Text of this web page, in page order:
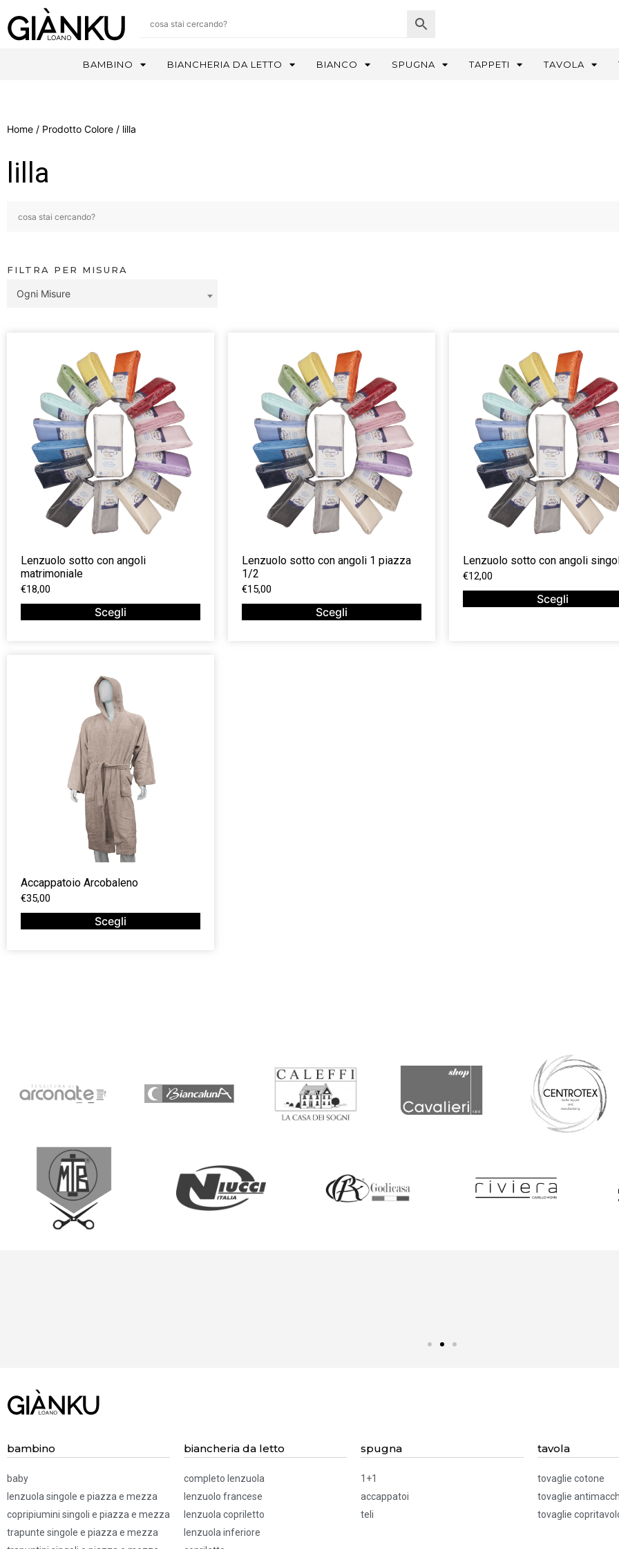
BAMBINO BIANCHERIA DA LETTO BIANCO SPUGNA TAPPETI TAVOLA
Home / Prodotto Colore / lilla
lilla
FILTRA PER MISURA
Ogni Misure
Lenzuolo sotto con angoli
matrimoniale
€18,00
Scegli
Lenzuolo sotto con angoli 1 piazza
1/2
€15,00
Scegli
Lenzuolo sotto con angoli
€12,00
Scegli
Accappatoio Arcobaleno
€35,00
Scegli
Chiamaci! 019.52
bambino
baby
lenzuola singole e piazza e mezza
copripiumini singoli e piazza e mezza
trapunte singole e piazza e mezza
biancheria da letto
completo lenzuola
lenzuolo francese
lenzuola copriletto
lenzuola inferiore
spugna
1+1
accappatoi
teli
tavola
tovaglie cotone
tovaglie
tovaglie